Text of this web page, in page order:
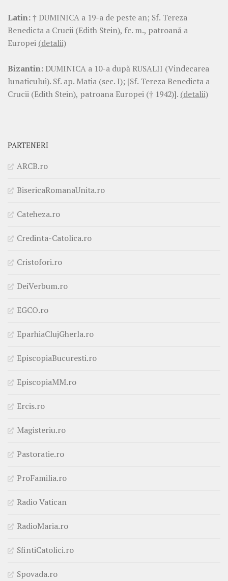
Latin:† DUMINICA a 19-a de peste an; Sf. Tereza
Benedicta a Crucii (Edith Stein), fc. m., patroană a
Europei (detalii)
Bizantin: DUMINICA a 10-a după RUSALII (Vindecarea
lunaticului). Sf. ap. Matia (sec. I); [Sf. Tereza Benedicta a
Crucii (Edith Stein), patroana Europei († 1942)]. (detalii)
PARTENERI
ARCB.ro
BisericaRomanaUnita.ro
Cateheza.ro
Credinta-Catolica.ro
Cristofori.ro
DeiVerbum.ro
EGCO.ro
EparhiaClujGherla.ro
EpiscopiaBucuresti.ro
EpiscopiaMM.ro
Ercis.ro
Magisteriu.ro
Pastoratie.ro
ProFamilia.ro
Radio Vatican
RadioMaria.ro
SfintiCatolici.ro
Spovada.ro